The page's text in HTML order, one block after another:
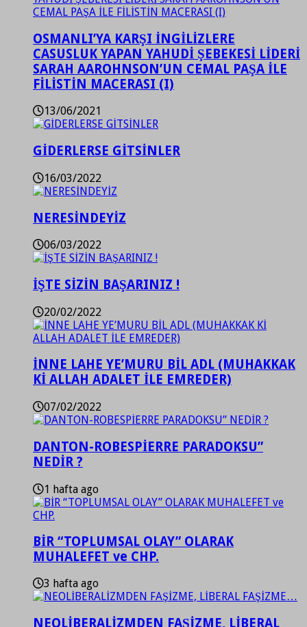
OSMANLI’YA KARŞI İNGİLİZLERE
CASUSLUK YAPAN YAHUDİ ŞEBEKESİ LİDERİ
SARAH AAROHNSON’UN CEMAL PAŞA İLE
FİLİSTİN MACERASI (I)
13/06/2021
GİDERLERSE GİTSİNLER
16/03/2022
NERESİNDEYİZ
06/03/2022
İŞTE SİZİN BAŞARINIZ !
20/02/2022
İNNE LAHE YE’MURU BİL ADL (MUHAKKAK
Kİ ALLAH ADALET İLE EMREDER)
07/02/2022
DANTON-ROBESPİERRE PARADOKSU”
NEDİR ?
1 hafta ago
BİR “TOPLUMSAL OLAY” OLARAK
MUHALEFET ve CHP.
3 hafta ago
NEOLİBERALİZMDEN FAŞİZME, LİBERAL